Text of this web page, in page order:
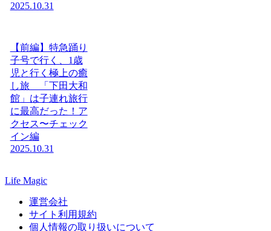
2025.10.31
【前編】特急踊り
子号で行く、1歳
児と行く極上の癒
し旅 「下田大和
館」は子連れ旅行
に最高だった！ア
クセス〜チェック
イン編
2025.10.31
Life Magic
運営会社
サイト利用規約
個人情報の取り扱いについて